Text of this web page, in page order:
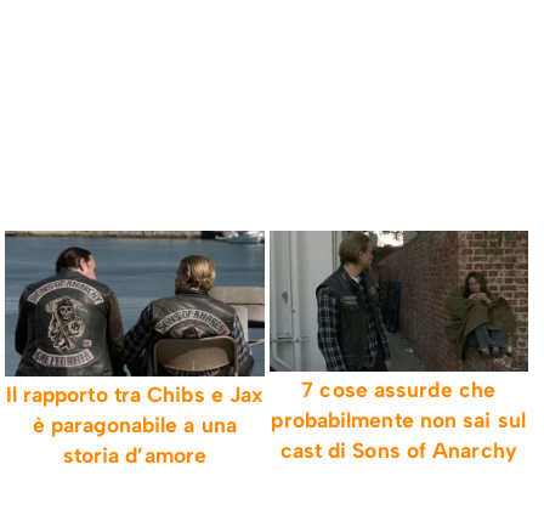
Il rapporto tra Chibs e Jax
è paragonabile a una
storia d’amore
7 cose assurde che
probabilmente non sai sul
cast di Sons of Anarchy